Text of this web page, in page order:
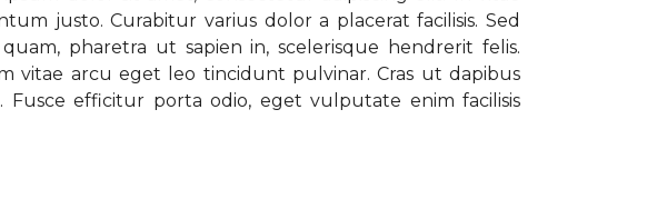
justo. Curabitur varius dolor a placerat facilisis. Sed
pharetra ut sapien in, scelerisque hendrerit felis.
vitae arcu eget leo tincidunt pulvinar. Cras ut dapibus
Fusce efficitur porta odio, eget vulputate enim facilisis